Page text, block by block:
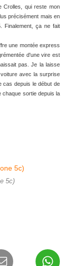
Crolles, qui reste mon
précisément mais en
Finalement, ça ne fait
une montée express
d'une vire est
pas. Je la laisse
avec la surprise
cas depuis le début de
chaque sortie depuis la
5c)